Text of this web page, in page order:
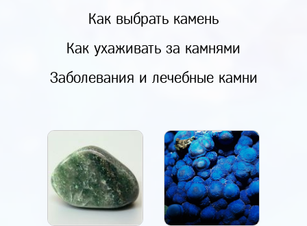
Как выбрать камень
Как ухаживать за камнями
Заболевания и лечебные камни